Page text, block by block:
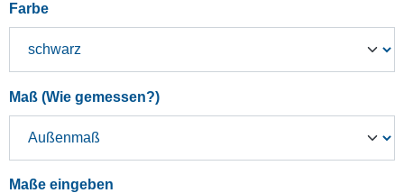
Farbeauswählen
Maß (Wie gemessen?)auswählen
Maße eingeben